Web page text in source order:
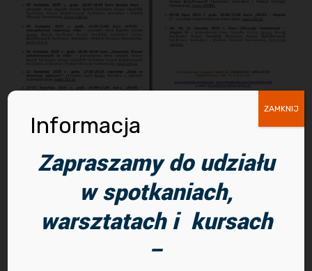
Dołącz do nas.
Previous post
Program
działalności na
Kwiecień –
Sierpień 2026
Informacja
Zapraszamy do udziału
w spotkaniach,
warsztatach i kursach
–
ZAMKNIJ